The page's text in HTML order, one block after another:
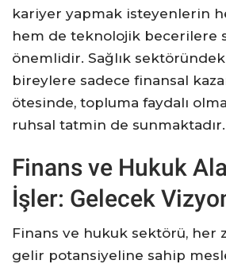
kariyer yapmak isteyenlerin
hem de teknolojik becerilere
önemlidir. Sağlık
bireylere sadece finansal
ötesinde, topluma faydalı
ruhsal tatmin de sunmaktadır.
Finans ve Hukuk
İşler: Gelecek
Finans ve hukuk sektörü, her
gelir potansiyeline sahip